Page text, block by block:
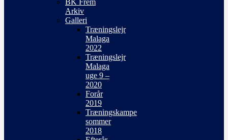
BK Frem
Arkiv
Galleri
Træningslejr
Malaga
2022
Træningslejr
Malaga
uge 9 –
2020
Forår
2019
Træningskampe
sommer
2018